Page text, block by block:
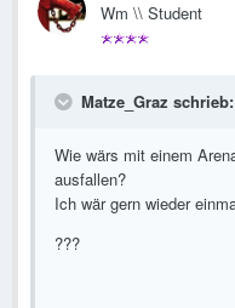
Wm \\ Student
Matze_Graz schrieb:
Wie wärs mit einem
ausfallen?
Ich wär gern wieder
???